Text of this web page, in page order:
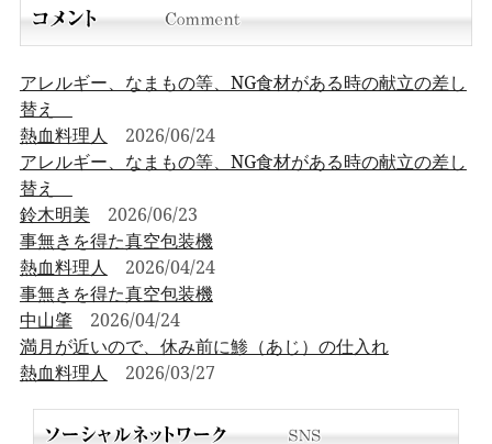
アレルギー、なまもの等、NG食材がある時の献立の差し
替え
熱血料理人 2026/06/24
アレルギー、なまもの等、NG食材がある時の献立の差し
替え
鈴木明美 2026/06/23
事無きを得た真空包装機
熱血料理人 2026/04/24
事無きを得た真空包装機
中山肇2026/04/24
満月が近いので、休み前に鯵（あじ）の仕入れ
熱血料理人 2026/03/27